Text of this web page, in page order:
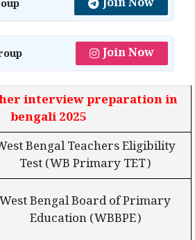
Join Now
interview preparation in
bengali 2025
Bengal Teachers Eligibility
Test (WB Primary TET)
West Bengal Board of Primary
Education (WBBPE)